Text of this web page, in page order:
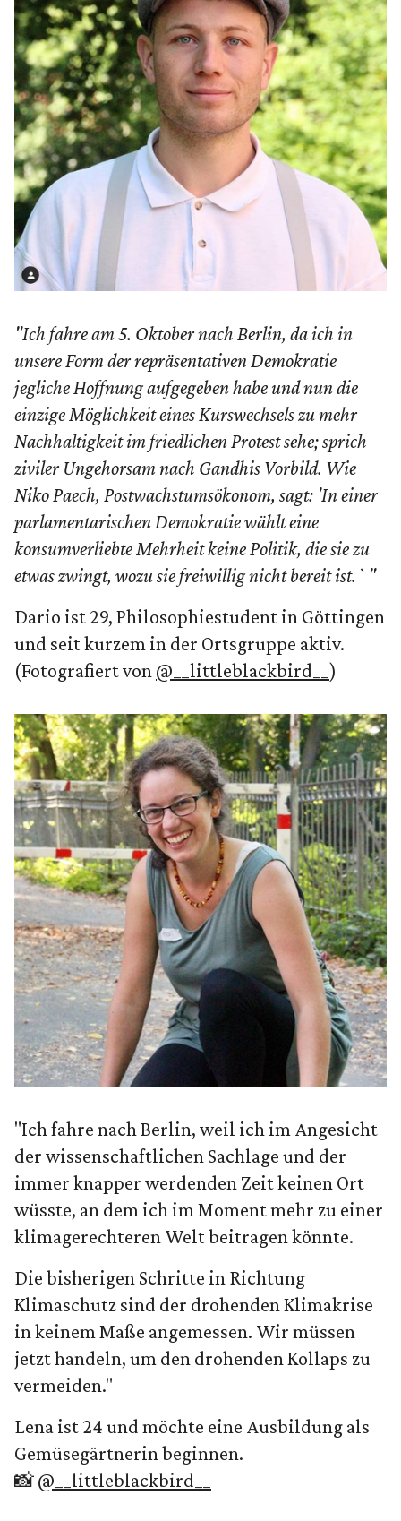
"Ich fahre am 5. Oktober nach Berlin, da ich in
unsere Form der repräsentativen Demokratie
jegliche Hoffnung aufgegeben habe und nun die
einzige Möglichkeit eines Kurswechsels zu mehr
Nachhaltigkeit im friedlichen Protest sehe; sprich
ziviler Ungehorsam nach Gandhis Vorbild. Wie
Niko Paech, Postwachstumsökonom, sagt: 'In einer
parlamentarischen Demokratie wählt eine
konsumverliebte Mehrheit keine Politik, die sie zu
etwas zwingt, wozu sie freiwillig nicht bereit ist.`"
Dario ist 29, Philosophiestudent in Göttingen
und seit kurzem in der Ortsgruppe aktiv.
(Fotografiert von @__littleblackbird__ )
"Ich fahre nach Berlin, weil ich im Angesicht
der wissenschaftlichen Sachlage und der
immer knapper werdenden Zeit keinen Ort
wüsste, an dem ich im Moment mehr zu einer
klimagerechteren Welt beitragen könnte.
Die bisherigen Schritte in Richtung
Klimaschutz sind der drohenden Klimakrise
in keinem Maße angemessen. Wir müssen
jetzt handeln, um den drohenden Kollaps zu
vermeiden."
Lena ist 24 und möchte eine Ausbildung als
Gemüsegärtnerin beginnen.
📸 @__littleblackbird__